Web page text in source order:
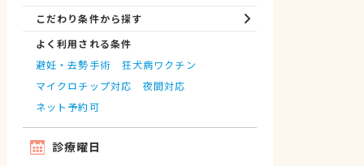
こだわり条件から探す
よく利用される条件
避妊・去勢手術
狂犬病ワクチン
マイクロチップ対応
夜間対応
ネット予約可
診療曜日